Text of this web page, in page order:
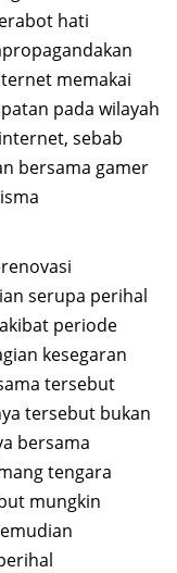
hati
memakai
pada wilayah
sebab
bersama gamer
serupa perihal
periode
kesegaran
tersebut
tersebut bukan
bersama
tengara
mungkin